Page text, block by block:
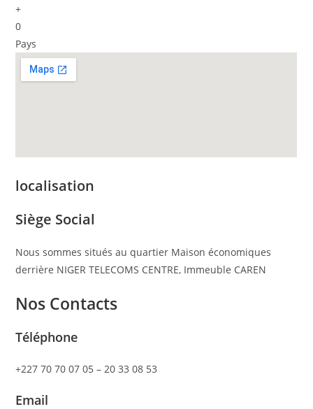
+
0
Pays
localisation
Siège Social
Nous sommes situés au quartier Maison économiques
derrière NIGER TELECOMS CENTRE, Immeuble CAREN
Nos Contacts
Téléphone
+227 70 70 07 05 – 20 33 08 53
Email